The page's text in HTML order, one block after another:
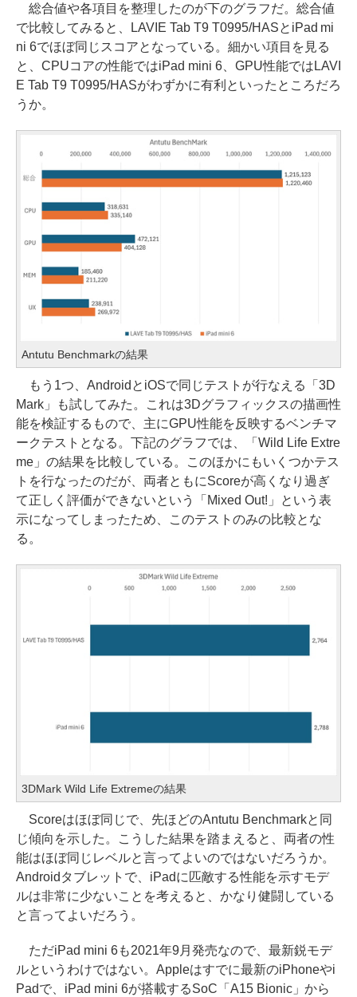
総合値や各項目を整理したのが下のグラフだ。総合値
で比較してみると、LAVIE Tab T9 T0995/HASとiPad mi
ni 6でほぼ同じスコアとなっている。細かい項目を見る
と、CPUコアの性能ではiPad mini 6、GPU性能ではLAVI
E Tab T9 T0995/HASがわずかに有利といったところだろ
うか。
Antutu Benchmarkの結果
もう1つ、AndroidとiOSで同じテストが行なえる「3D
Mark」も試してみた。これは3Dグラフィックスの描画性
能を検証するもので、主にGPU性能を反映するベンチマ
ークテストとなる。下記のグラフでは、「Wild Life Extre
me」の結果を比較している。このほかにもいくつかテス
トを行なったのだが、両者ともにScoreが高くなり過ぎ
て正しく評価ができないという「Mixed Out!」という表
示になってしまったため、このテストのみの比較とな
る。
3DMark Wild Life Extremeの結果
Scoreはほぼ同じで、先ほどのAntutu Benchmarkと同
じ傾向を示した。こうした結果を踏まえると、両者の性
能はほぼ同じレベルと言ってよいのではないだろうか。
Androidタブレットで、iPadに匹敵する性能を示すモデ
ルは非常に少ないことを考えると、かなり健闘している
と言ってよいだろう。
ただiPad mini 6も2021年9月発売なので、最新鋭モデ
ルというわけではない。Appleはすでに最新のiPhoneやi
Padで、iPad mini 6が搭載するSoC「A15 Bionic」から